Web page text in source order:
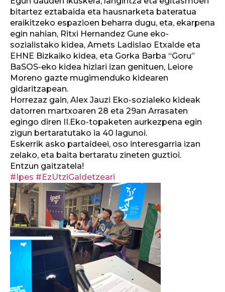
bitartez eztabaida eta hausnarketa bateratua
eraikitzeko espazioen beharra dugu, eta, ekarpena
egin nahian, Ritxi Hernandez Gune eko-
sozialistako kidea, Amets Ladislao Etxalde eta
EHNE Bizkaiko kidea, eta Gorka Barba “Goru”
BaSOS-eko kidea hizlari izan genituen, Leiore
Moreno gazte mugimenduko kidearen
gidaritzapean.
Horrezaz gain, Alex Jauzi Eko-sozialeko kideak
datorren martxoaren 28 eta 29an Arrasaten
egingo diren II.Eko-topaketen aurkezpena egin
zigun bertaratutako ia 40 lagunoi.
Eskerrik asko partaideei, oso interesgarria izan
zelako, eta baita bertaratu zineten guztioi.
Entzun gaitzatela!
#Ipes #EzUtziGaldetzeari